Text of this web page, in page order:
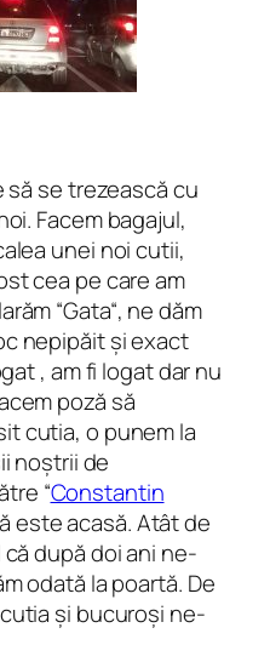
să se trezească cu
Facem bagajul,
unei noi cutii,
cea pe care am
“Gata“, ne dăm
nepipăit și exact
, am fi logat dar nu
poză să
cutia, o punem la
noștrii de
“Constantin
este acasă. Atât de
după doi ani ne-
odată la poartă. De
și bucuroși ne-